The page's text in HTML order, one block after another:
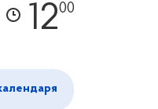
1200